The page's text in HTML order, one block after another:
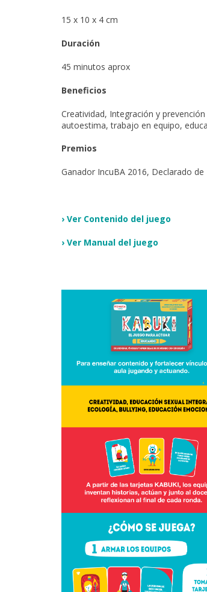
15 x 10 x 4 cm
Duración
45 minutos aprox
Beneficios
Creatividad, Integración y
autoestima, trabajo en equipo,
Premios
Ganador IncuBA 2016, Declarado
› Ver Contenido del juego
› Ver Manual del juego